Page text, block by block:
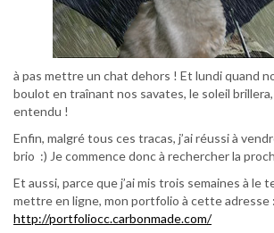
à pas mettre un chat dehors ! Et lundi quand
boulot en traînant nos savates, le soleil
entendu !
Enfin, malgré tous ces tracas, j’ai réussi à
brio :) Je commence donc à rechercher la
Et aussi, parce que j’ai mis trois semaines à le
mettre en ligne, mon portfolio à cette adresse :
http://portfoliocc.carbonmade.com/